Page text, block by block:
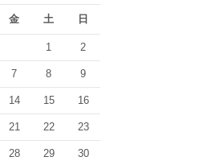
金 土 日
1 2
7 8 9
14 15 16
21 22 23
28 29 30